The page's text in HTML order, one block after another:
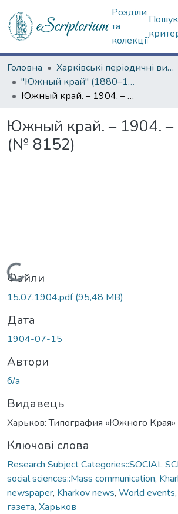
Розділи
та
колекції
Головна
Харківські періодичні видання
"Южный край" (1880–1919 гг.)
Южный край. – 1904. – 15 июля (№ 8152)
Южный край. – 1904.
(№ 8152)
Вантажиться...
Файли
15.07.1904.pdf(95,48 MB)
Дата
1904-07-15
Автори
б/а
Видавець
Харьков: Типография «Южного Края»
Ключові слова
Research Subject Categories::SOCIAL
social sciences::Mass communication,
newspaper, Kharkov news, World events,
газета, Харьков